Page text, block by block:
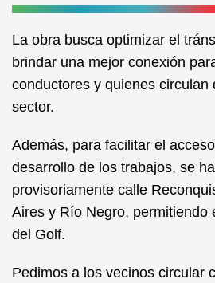
La obra busca optimizar el
brindar una mejor conexión
conductores y quienes circulan
sector.
Además, para facilitar el
desarrollo de los trabajos, se
provisoriamente calle
Aires y Río Negro, permitiendo
del Golf.
Pedimos a los vecinos circular